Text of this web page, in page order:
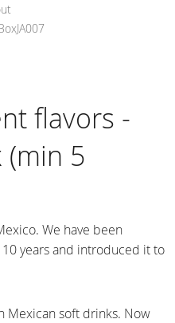
flavors -
(min 5
We have been
years and introduced it to
Mexican soft drinks. Now